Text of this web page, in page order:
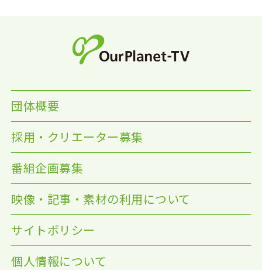
団体概要
採用・クリエーター募集
番組企画募集
映像・記事・素材の利用について
サイトポリシー
個人情報について